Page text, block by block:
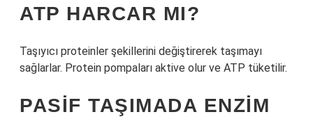
ATP HARCAR MI?
Taşıyıcı proteinler şekillerini değiştirerek taşımayı
sağlarlar. Protein pompaları aktive olur ve ATP tüketilir.
PASIF TAŞIMADA ENZIM